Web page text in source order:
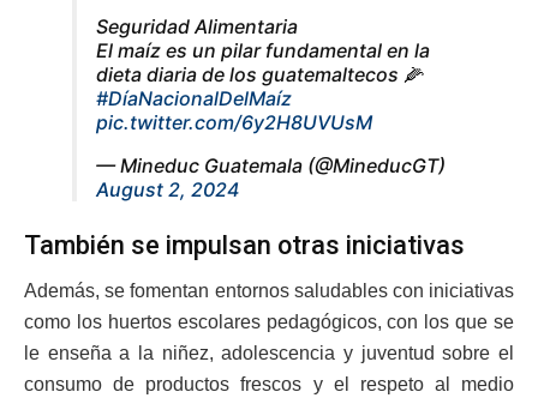
Seguridad Alimentaria
El maíz es un pilar fundamental en la
dieta diaria de los guatemaltecos 🌽
#DíaNacionalDelMaíz
pic.twitter.com/6y2H8UVUsM
— Mineduc Guatemala (@MineducGT)
August 2, 2024
También se impulsan otras iniciativas
Además, se fomentan entornos saludables con iniciativas
como los huertos escolares pedagógicos, con los que se
le enseña a la niñez, adolescencia y juventud sobre el
consumo de productos frescos y el respeto al medio